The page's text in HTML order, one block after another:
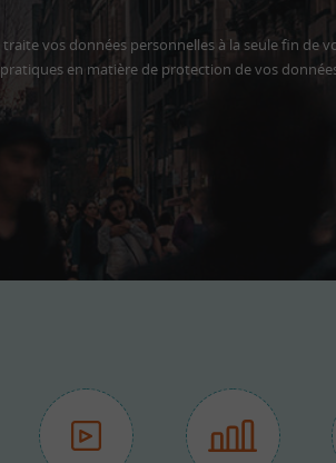
vos données personnelles à la seule fin
en matière de protection de vos